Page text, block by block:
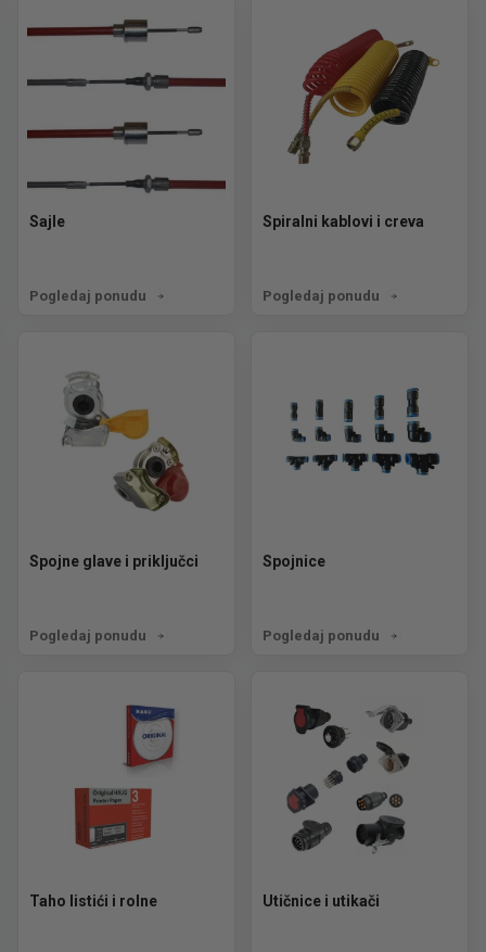
Sajle
Pogledaj ponudu
Spiralni kablovi i creva
Pogledaj ponudu
Spojne glave i priključci
Pogledaj ponudu
Spojnice
Pogledaj ponudu
Taho listići i rolne Utičnice i utikači